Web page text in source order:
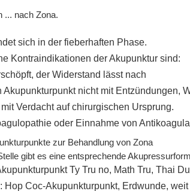
... nach Zona.
sich in der fieberhaften Phase.
Kontraindikationen der Akupunktur sind:
der Widerstand lässt nach
Akupunkturpunkt nicht mit Entzündungen,
Verdacht auf chirurgischen Ursprung.
oder Einnahme von
zur Behandlung von Zona
gibt es eine entsprechende
Ty Tru no, Math Tru, Thai
Hop Coc-Akupunkturpunkt, Erdwunde,